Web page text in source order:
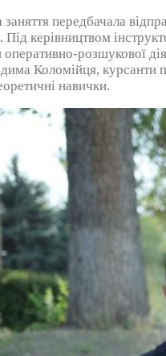
передбачала
керівництвом
розшукової
Коломійця, курсанти
навички.